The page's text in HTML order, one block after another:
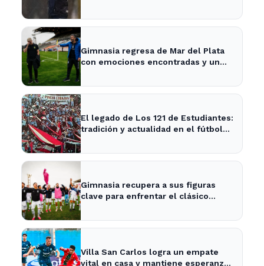
Gimnasia regresa de Mar del Plata
con emociones encontradas y un
El legado de Los 121 de Estudiantes:
tradición y actualidad en el fútbol
Gimnasia recupera a sus figuras
clave para enfrentar el clásico
Villa San Carlos logra un empate
vital en casa y mantiene esperanzas